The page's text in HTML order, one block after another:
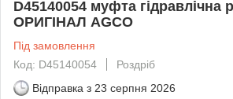
D45140054 муфта гідравлічна
ОРИГІНАЛ AGCO
Під замовлення
Код: D45140054
Роздріб
Відправка з 23 серпня 2026